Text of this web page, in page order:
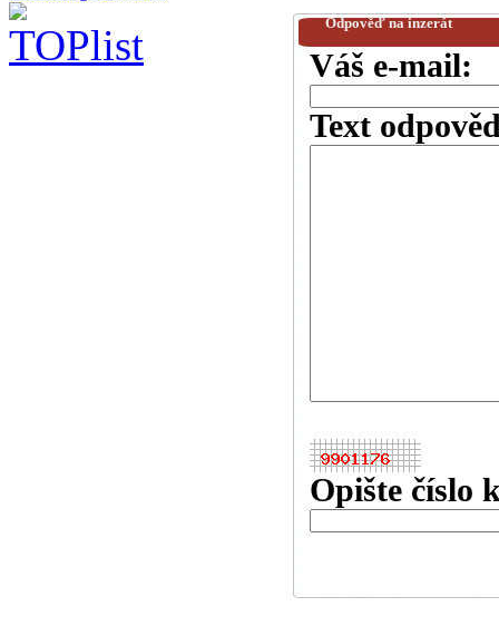
Odpověď na inzerát
Váš e-mail:
Text
Opište číslo